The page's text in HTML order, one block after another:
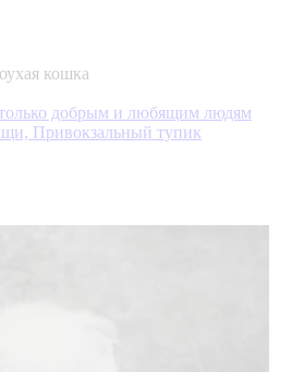
кошка
добрым и любящим людям
Привокзальный тупик